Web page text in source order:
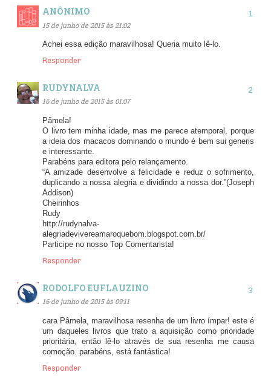
ANÔNIMO
15 de junho de 2015 às 21:02
Achei essa edição maravilhosa! Queria muito lê-lo.
Responder
RUDYNALVA
16 de junho de 2015 às 01:07
Pâmela!
O livro tem minha idade, mas me parece atemporal, porque
a ideia dos macacos dominando o mundo é bem sui generis
e interessante.
Parabéns para editora pelo relançamento.
“A amizade desenvolve a felicidade e reduz o sofrimento,
duplicando a nossa alegria e dividindo a nossa dor.”(Joseph
Addison)
Cheirinhos
Rudy
http://rudynalva-
alegriadevivereamaroquebom.blogspot.com.br/
Participe no nosso Top Comentarista!
Responder
RODOLFO EUFLAUZINO
16 de junho de 2015 às 09:11
cara Pâmela, maravilhosa resenha de um livro ímpar! este é
um daqueles livros que trato a aquisição como prioridade
prioritária, então lê-lo através de sua resenha me causa
comoção. parabéns, está fantástica!
Responder